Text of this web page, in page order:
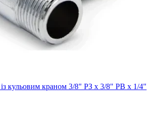
кульовим краном 3/8" РЗ х 3/8" РВ х 1/4"